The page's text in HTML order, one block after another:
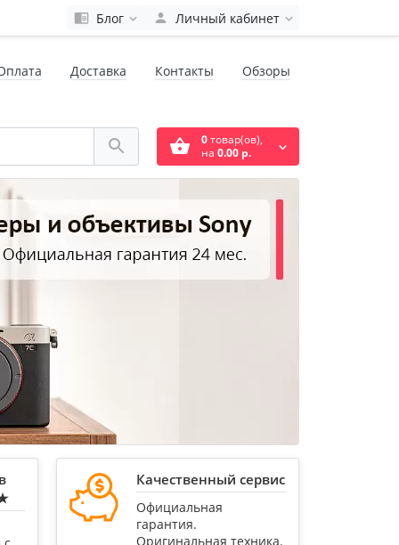
Блог Личный кабинет
Доставка Контакты Обзоры
0товар(ов),
на 0.00 р.
Качественный сервис
Официальная
гарантия.
Оригинальная техника.